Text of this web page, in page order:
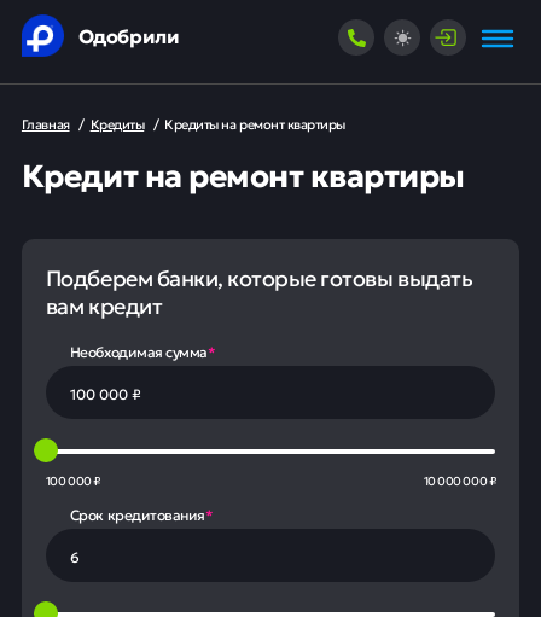
Одобрили
Главная / Кредиты / Кредиты на ремонт квартиры
Кредит на ремонт квартиры
Подберем банки, которые готовы выдать
вам кредит
Необходимая сумма*
100 000 ₽ 10 000 000 ₽
Срок кредитования*